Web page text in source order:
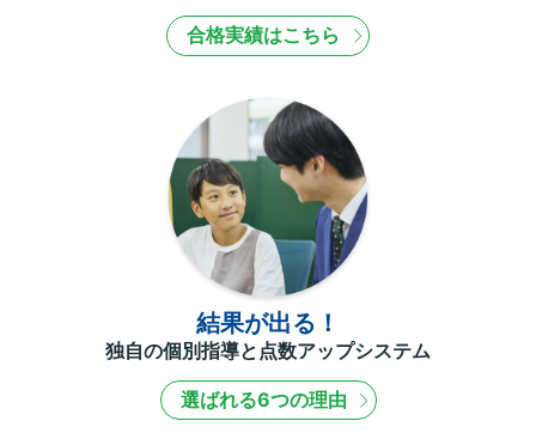
合格実績はこちら
結果が出る！
独自の個別指導と点数アップシステム
選ばれる6つの理由